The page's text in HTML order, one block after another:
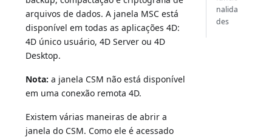
arquivos de dados. A janela MSC está
disponível em todas as aplicações 4D:
4D único usuário, 4D Server ou 4D
Desktop.
Nota: a janela CSM não está disponível
em uma conexão remota 4D.
Existem várias maneiras de abrir a
janela do CSM. Como ele é acessado
nalida
des